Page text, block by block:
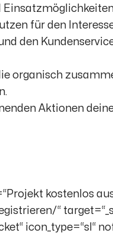
für den
den
organisch
Aktionen
kostenlos
“
icon_type=“sl“